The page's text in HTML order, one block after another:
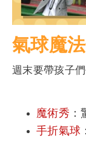
氣球魔
週末要帶孩子們
魔術秀
手折氣球